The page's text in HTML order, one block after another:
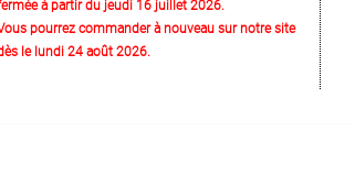
à partir du jeudi 16 juillet 2026.
pourrez commander à nouveau sur notre site
le lundi 24 août 2026.